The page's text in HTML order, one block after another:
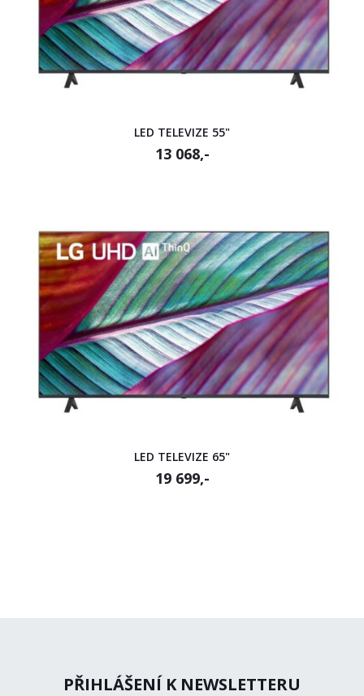
LED TELEVIZE 55"
13 068,-
LED TELEVIZE 65"
19 699,-
PŘIHLÁŠENÍ K NEWSLETTERU